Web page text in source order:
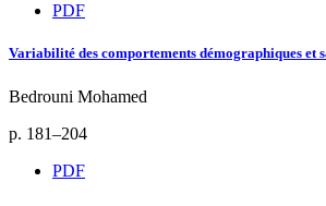
PDF
Variabilité des comportements démographiques et
Bedrouni Mohamed
p. 181–204
PDF